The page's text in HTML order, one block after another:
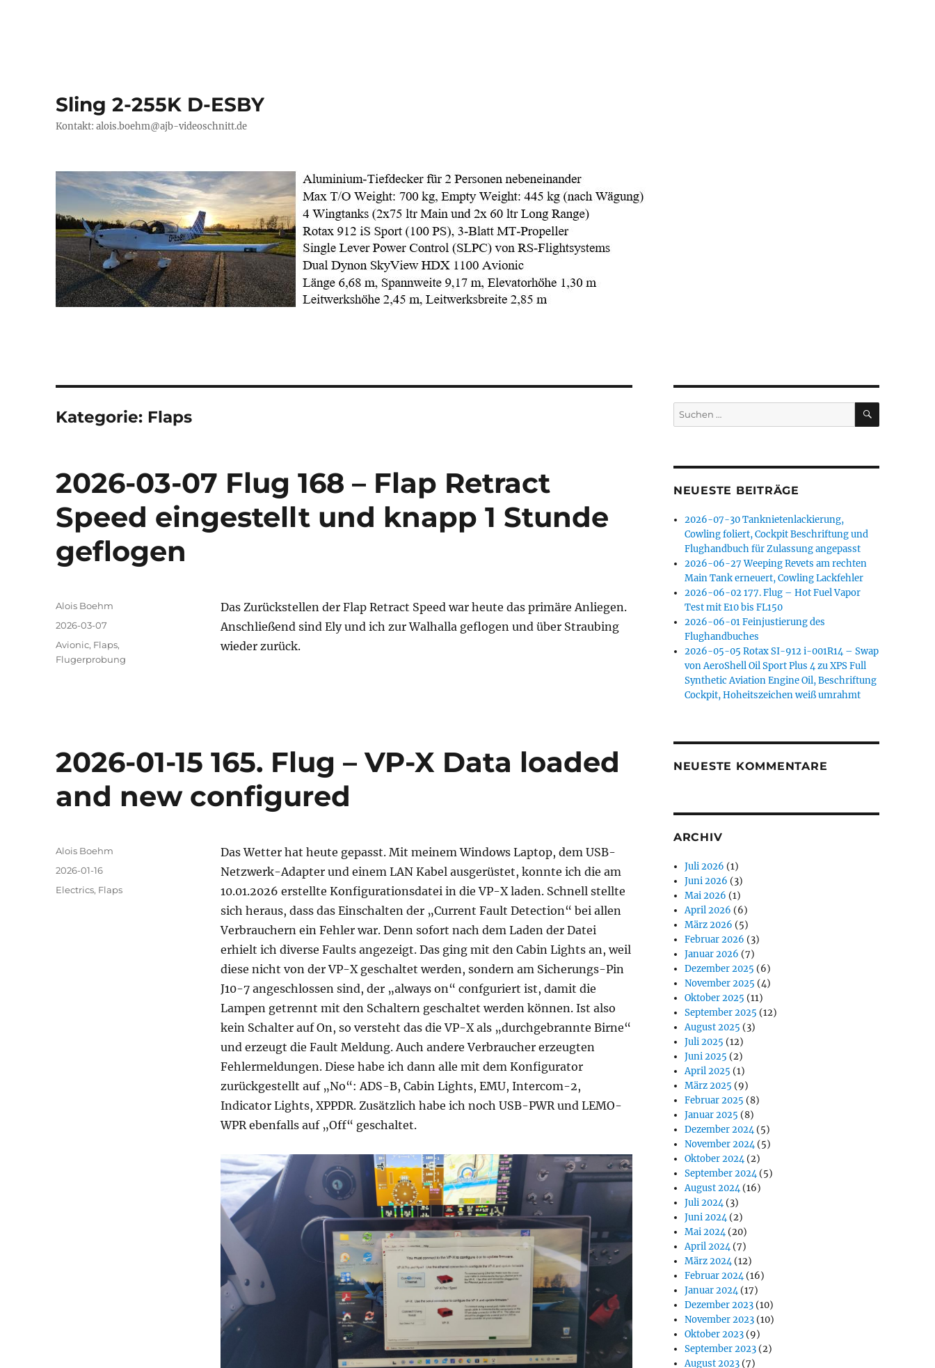
Sling 2-255K D-ESBY
Kontakt: alois.boehm@ajb-videoschnitt.de
Kategorie: Flaps
2026-03-07 Flug 168 – Flap Retract
Speed eingestellt und knapp 1 Stunde
geflogen
Das Zurückstellen der Flap Retract Speed war heute das primäre Anliegen.
Anschließend sind Ely und ich zur Walhalla geflogen und über Straubing
wieder zurück.
Autor
Alois Boehm
Veröffentlicht
am
2026-03-07
Kategorien
Avionic, Flaps,
Flugerprobung
2026-01-15 165. Flug – VP-X Data loaded
and new configured
Das Wetter hat heute gepasst. Mit meinem Windows Laptop, dem USB-
Netzwerk-Adapter und einem LAN Kabel ausgerüstet, konnte ich die am
10.01.2026 erstellte Konfigurationsdatei in die VP-X laden. Schnell stellte
sich heraus, dass das Einschalten der „Current Fault Detection“ bei allen
Verbrauchern ein Fehler war. Denn sofort nach dem Laden der Datei
erhielt ich diverse Faults angezeigt. Das ging mit den Cabin Lights an, weil
diese nicht von der VP-X geschaltet werden, sondern am Sicherungs-Pin
J10-7 angeschlossen sind, der „always on“ confguriert ist, damit die
Lampen getrennt mit den Schaltern geschaltet werden können. Ist also
kein Schalter auf On, so versteht das die VP-X als „durchgebrannte Birne“
und erzeugt die Fault Meldung. Auch andere Verbraucher erzeugten
Fehlermeldungen. Diese habe ich dann alle mit dem Konfigurator
zurückgestellt auf „No“: ADS-B, Cabin Lights, EMU, Intercom-2,
Indicator Lights, XPPDR. Zusätzlich habe ich noch USB-PWR und LEMO-
WPR ebenfalls auf „Off“ geschaltet.
Autor
Alois Boehm
Veröffentlicht
am
2026-01-16
Kategorien
Electrics, Flaps
Suchen
nach:
SUCHEN
NEUESTE BEITRÄGE
2026-07-30 Tanknietenlackierung,
Cowling foliert, Cockpit Beschriftung und
Flughandbuch für Zulassung angepasst
2026-06-27 Weeping Revets am rechten
Main Tank erneuert, Cowling Lackfehler
2026-06-02 177. Flug – Hot Fuel Vapor
Test mit E10 bis FL150
2026-06-01 Feinjustierung des
Flughandbuches
2026-05-05 Rotax SI-912 i-001R14 – Swap
von AeroShell Oil Sport Plus 4 zu XPS Full
Synthetic Aviation Engine Oil, Beschriftung
Cockpit, Hoheitszeichen weiß umrahmt
NEUESTE KOMMENTARE
ARCHIV
Juli 2026 (1)
Juni 2026 (3)
Mai 2026 (1)
April 2026 (6)
März 2026 (5)
Februar 2026 (3)
Januar 2026 (7)
Dezember 2025 (6)
November 2025 (4)
Oktober 2025 (11)
September 2025 (12)
August 2025 (3)
Juli 2025 (12)
Juni 2025 (2)
April 2025 (1)
März 2025 (9)
Februar 2025 (8)
Januar 2025 (8)
Dezember 2024(5)
November 2024(5)
Oktober 2024(2)
September 2024(5)
August 2024(16)
Juli 2024(3)
Juni 2024(2)
Mai 2024(20)
April 2024(7)
März 2024(12)
Februar 2024(16)
Januar 2024(17)
Dezember 2023 (10)
November 2023 (10)
Oktober 2023 (9)
September 2023 (2)
August 2023 (7)